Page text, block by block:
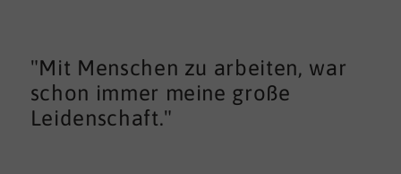
"Mit Menschen zu arbeiten, war
schon immer meine große
Leidenschaft."